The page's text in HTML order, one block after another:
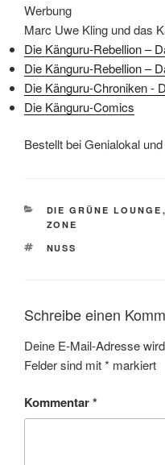
Werbung
Marc Uwe Kling und das
Die Känguru-Rebellion –
Die Känguru-Rebellion –
Die Känguru-Chroniken -
Die Känguru-Comics
Bestellt bei Genialokal
KATEGORIEN
DIE GRÜNE LOUNGE ,
ZONE
SCHLAGWÖRTER
NUSS
Schreibe einen
Deine E-Mail-Adresse
Felder sind mit* markiert
Kommentar*